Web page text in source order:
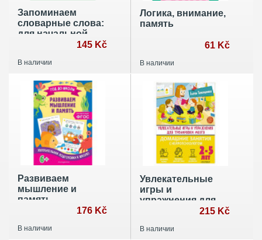
Запоминаем
словарные слова:
для начальной
145 Kč
В наличии
Логика, внимание,
память
61 Kč
В наличии
Развиваем
мышление и
память
176 Kč
В наличии
Увлекательные
игры и
упражнения для
тренировки мозга.
215 Kč
В наличии